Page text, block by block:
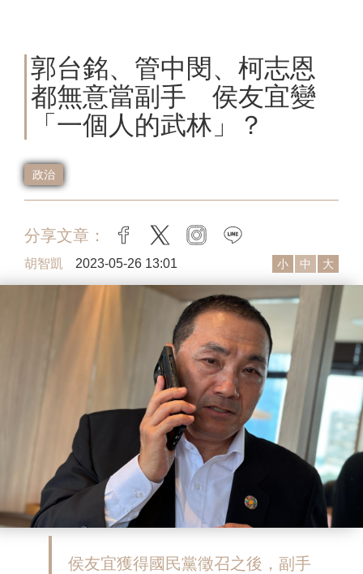
郭台銘、管中閔、柯志恩
都無意當副手 侯友宜變
「一個人的武林」？
政治
分享文章： facebook
twitter instagram
胡智凱 2023-05-26 13:01 小 中 大
侯友宜獲得國民黨徵召之後，副手